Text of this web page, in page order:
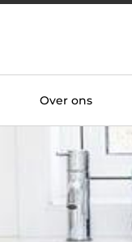
Over ons